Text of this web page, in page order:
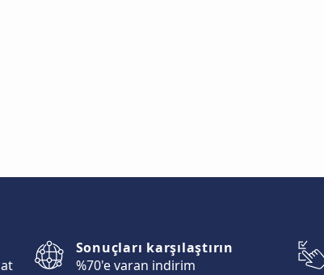
Sonuçları karşılaştırın
%70'e varan indirim